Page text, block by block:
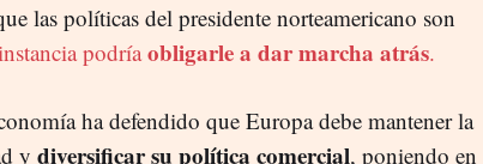
las políticas del presidente norteamericano son
podríaobligarle a dar marcha atrás.
ha defendido que Europa debe mantener la
y diversificar su política comercial, poniendo en